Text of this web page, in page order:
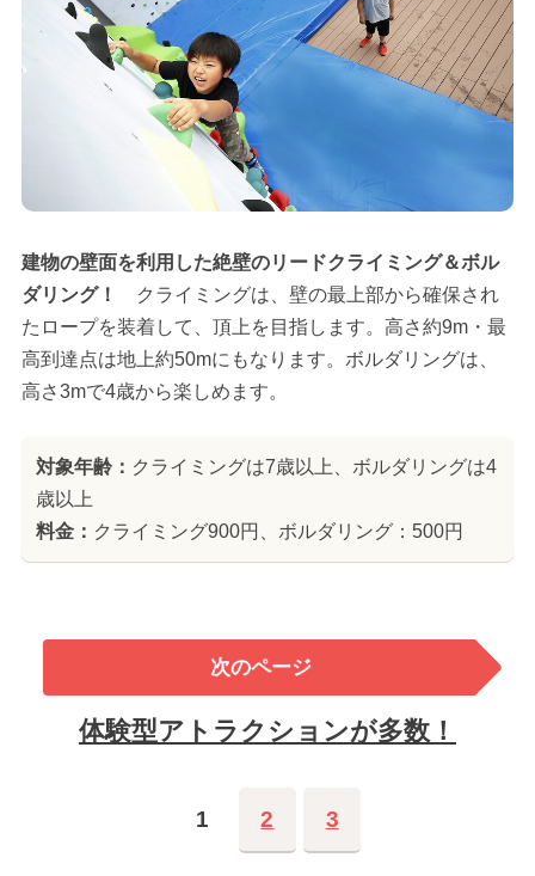
建物の壁面を利用した絶壁のリードクライミング＆ボル
ダリング！
クライミングは、壁の最上部から確保され
たロープを装着して、頂上を目指します。高さ約9m・最
高到達点は地上約50mにもなります。ボルダリングは、
高さ3mで4歳から楽しめます。
対象年齢： クライミングは7歳以上、ボルダリングは4
歳以上
料金： クライミング900円、ボルダリング：500円
次のページ
体験型アトラクションが多数！
1 2 3